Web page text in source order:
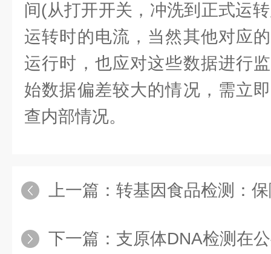
间(从打开开关，冲洗到正式运
运转时的电流，当然其他对应
运行时，也应对这些数据进行
始数据偏差较大的情况，需立
查内部情况。
上一篇： 转基因食品检测：保
下一篇： 支原体DNA检测在公共卫